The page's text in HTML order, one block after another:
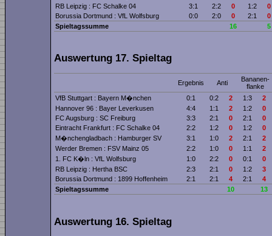
RB Leipzig : FC Schalke 04
3:1 2:2 0 1:2
0
Borussia Dortmund : VfL Wolfsburg
0:0 2:0 0 2:1
0
Spieltagssumme
16 5
Auswertung 17. Spieltag
Ergebnis Anti
Bananen­
flanke
VfB Stuttgart : Bayern M�nchen
0:1 0:2 2 1:3
2
Hannover 96 : Bayer Leverkusen
4:4 1:1 2 1:2
0
FC Augsburg : SC Freiburg
3:3 2:1 0 2:1
0
Eintracht Frankfurt : FC Schalke 04
2:2 1:2 0 1:2
0
M�nchengladbach : Hamburger SV
3:1 1:0 2 2:1
2
Werder Bremen : FSV Mainz 05
2:2 1:0 0 1:1
2
1. FC K�ln : VfL Wolfsburg
1:0 2:2 0 0:1
0
RB Leipzig : Hertha BSC
2:3 2:1 0 1:2
3
Borussia Dortmund : 1899 Hoffenheim
2:1 2:1 4 2:1
4
Spieltagssumme
10 13
Auswertung 16. Spieltag